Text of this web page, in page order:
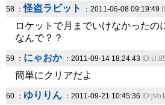
58 ：怪盗ラビット ：2011-06-08 09:19:49
ロケットで月までいけなかったの
なんで？？
59 ： にゃおか：2011-09-14 18:24:43
簡単にクリアだよ
60 ： ゆりりん ：2011-09-21 10:45:36